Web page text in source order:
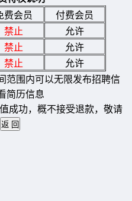
费会员
付费会员
禁止
允许
禁止
允许
禁止
允许
范围内可以无限发布招聘信
简历信息
成功，概不接受退款，敬请